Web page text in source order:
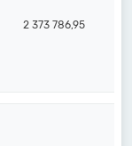
2 373 786,95